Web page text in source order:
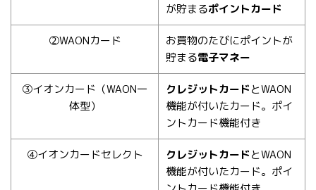
が貯まるポイントカード
②WAONカード
お買物のたびにポイントが
貯まる電子マネー
③イオンカード（WAON一
体型）
クレジットカードとWAON
機能が付いたカード。ポイ
ントカード機能付き
④イオンカードセレクト クレジットカードとWAON
機能が付いたカード。ポイ